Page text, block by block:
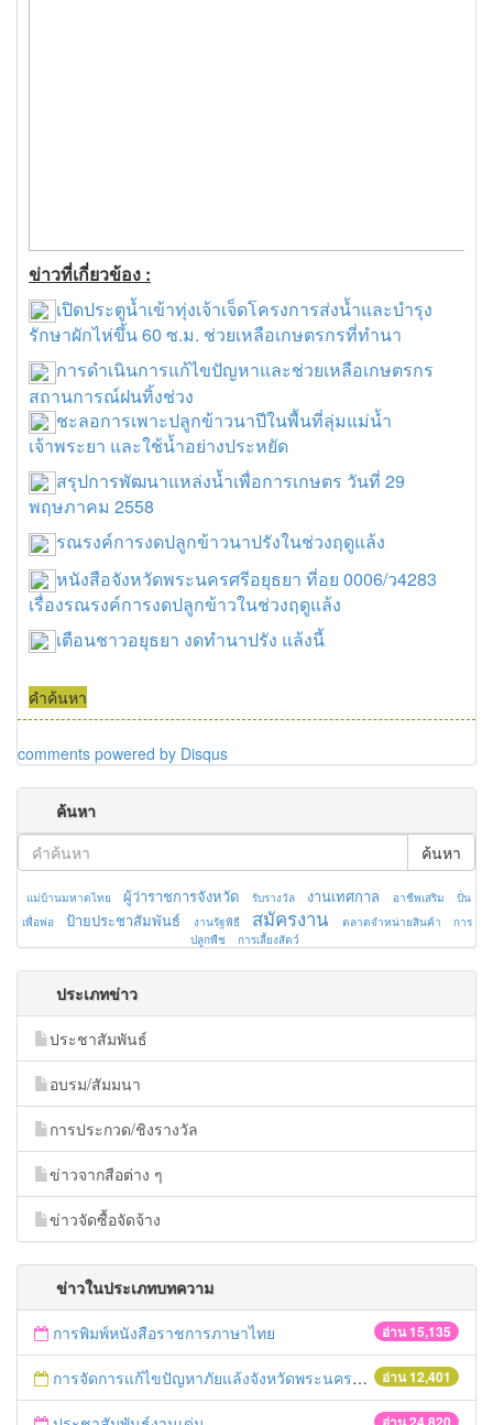
ข่าวที่เกี่ยวข้อง :
เปิดประตูน้ำเข้าทุ่งเจ้าเจ็ดโครงการส่งน้ำและบำรุง
รักษาผักไห่ขึ้น 60 ซ.ม. ช่วยเหลือเกษตรกรที่ทำนา
การดำเนินการแก้ไขปัญหาและช่วยเหลือเกษตรกร
สถานการณ์ฝนทิ้งช่วง
ชะลอการเพาะปลูกข้าวนาปีในพื้นที่ลุ่มแม่น้ำ
เจ้าพระยา และใช้น้ำอย่างประหยัด
สรุปการพัฒนาแหล่งน้ำเพื่อการเกษตร วันที่ 29
พฤษภาคม 2558
รณรงค์การงดปลูกข้าวนาปรังในช่วงฤดูแล้ง
หนังสือจังหวัดพระนครศรีอยุธยา ที่อย 0006/ว4283
เรื่องรณรงค์การงดปลูกข้าวในช่วงฤดูแล้ง
เตือนชาวอยุธยา งดทำนาปรัง แล้งนี้
คำค้นหา
comments powered by Disqus
ค้นหา
ค้นหา
แม่บ้านมหาดไทย ผู้ว่าราชการจังหวัด รับรางวัล งานเทศกาล อาชีพเสริม
ปั่น
เพื่อพ่อ
ป้ายประชาสัมพันธ์ งานรัฐพิธี สมัครงาน ตลาดจำหน่ายสินค้า
การ
ปลูกพืช
การเลี้ยงสัตว์
ประเภทข่าว
ประชาสัมพันธ์
อบรม/สัมมนา
การประกวด/ชิงรางวัล
ข่าวจากสือต่าง ๆ
ข่าวจัดซื้อจัดจ้าง
ข่าวในประเภทบทความ
อ่าน 15,135
การพิมพ์หนังสือราชการภาษาไทย
อ่าน 12,401
การจัดการแก้ไขปัญหาภัยแล้งจังหวัดพระนครศรีอยุธยา